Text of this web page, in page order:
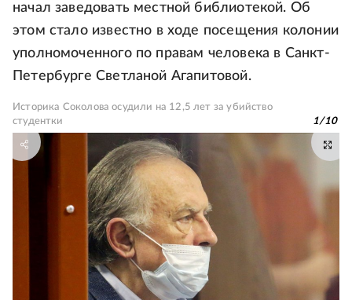
начал заведовать местной библиотекой. Об
этом стало известно в ходе посещения колонии
уполномоченного по правам человека в Санкт-
Петербурге Светланой Агапитовой.
Историка Соколова осудили на 12,5 лет за убийство
студентки
1/10